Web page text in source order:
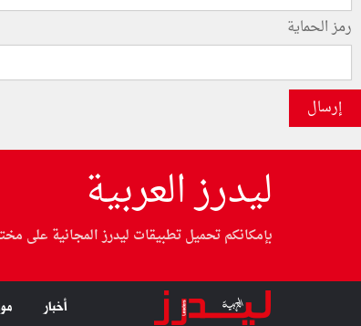
رمز الحماية
إرسال
ليدرز العربية
بإمكانكم تحميل تطبيقات ليدرز المجانية على
أخبار